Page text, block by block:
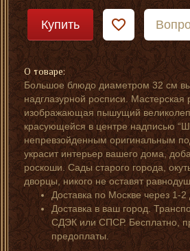
Купить
О товаре:
Большое блюдо диаметром 32 см
надглазурной росписи. Мастерская
изображающая пышущий
красующейся в центре надписью
непревзойденным оригинальным
украсит интерьер вашего дома,
роскоши. Сады старого города,
дворцы, никого не оставят
Доставка по Москве через 1-
Доставка в ваш город.
СДЭК или СПСР. Бесплатно,
предоплаты.